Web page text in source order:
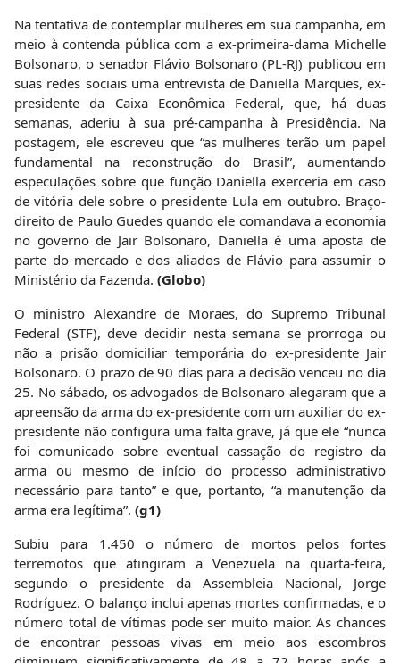
Na tentativa de contemplar mulheres em sua campanha, em
meio à contenda pública com a ex-primeira-dama Michelle
Bolsonaro, o senador Flávio Bolsonaro (PL-RJ) publicou em
suas redes sociais uma entrevista de Daniella Marques, ex-
presidente da Caixa Econômica Federal, que, há duas
semanas, aderiu à sua pré-campanha à Presidência. Na
postagem, ele escreveu que “as mulheres terão um papel
fundamental na reconstrução do Brasil”, aumentando
especulações sobre que função Daniella exerceria em caso
de vitória dele sobre o presidente Lula em outubro. Braço-
direito de Paulo Guedes quando ele comandava a economia
no governo de Jair Bolsonaro, Daniella é uma aposta de
parte do mercado e dos aliados de Flávio para assumir o
Ministério da Fazenda. (Globo)
O ministro Alexandre de Moraes, do Supremo Tribunal
Federal (STF), deve decidir nesta semana se prorroga ou
não a prisão domiciliar temporária do ex-presidente Jair
Bolsonaro. O prazo de 90 dias para a decisão venceu no dia
25. No sábado, os advogados de Bolsonaro alegaram que a
apreensão da arma do ex-presidente com um auxiliar do ex-
presidente não configura uma falta grave, já que ele “nunca
foi comunicado sobre eventual cassação do registro da
arma ou mesmo de início do processo administrativo
necessário para tanto” e que, portanto, “a manutenção da
arma era legítima”. (g1)
Subiu para 1.450 o número de mortos pelos fortes
terremotos que atingiram a Venezuela na quarta-feira,
segundo o presidente da Assembleia Nacional, Jorge
Rodríguez. O balanço inclui apenas mortes confirmadas, e o
número total de vítimas pode ser muito maior. As chances
de encontrar pessoas vivas em meio aos escombros